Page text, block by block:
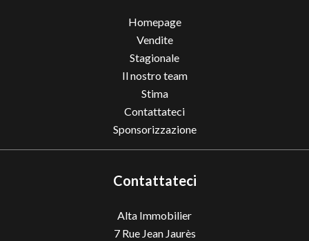
Homepage
Vendite
Stagionale
Il nostro team
Stima
Contattateci
Sponsorizzazione
Contattateci
Alta Immobilier
7 Rue Jean Jaurès